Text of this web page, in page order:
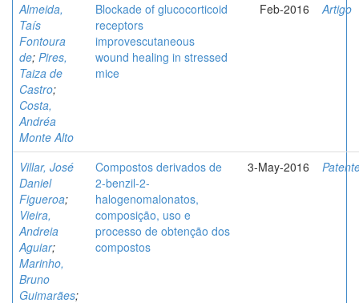
Almeida,
Taís
Fontoura
de; Pires,
Taiza de
Castro;
Costa,
Andréa
Monte Alto
Blockade of glucocorticoid
receptors
improvescutaneous
wound healing in stressed
mice
Feb-2016 Artigo
Villar, José
Daniel
Figueroa;
Vieira,
Andreia
Aguiar;
Marinho,
Bruno
Guimarães;
Compostos derivados de
2-benzil-2-
halogenomalonatos,
composição, uso e
processo de obtenção dos
compostos
3-May-2016